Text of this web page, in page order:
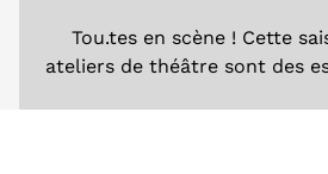
Tou.tes en scène ! Cette
ateliers de théâtre sont des